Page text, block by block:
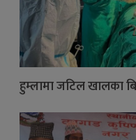
हुम्लामा जटिल खालका